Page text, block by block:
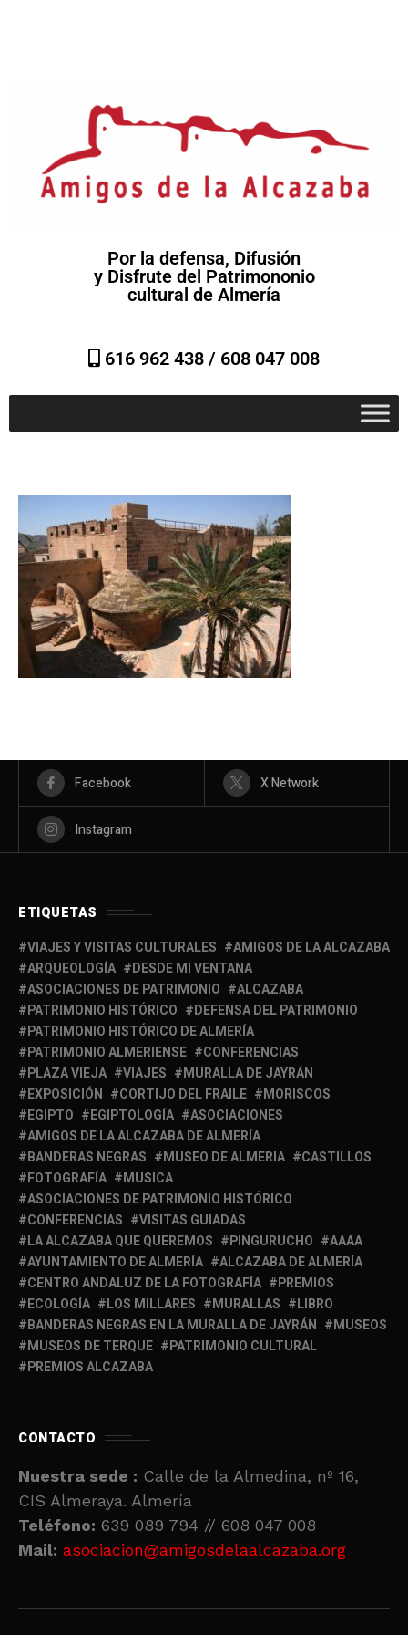
Por la defensa, Difusión
y Disfrute del Patrimononio
cultural de Almería
616 962 438 / 608 047 008
Facebook X Network
Instagram
ETIQUETAS
VIAJES Y VISITAS CULTURALES
AMIGOS DE LA ALCAZABA
ARQUEOLOGÍA
DESDE MI VENTANA
ASOCIACIONES DE PATRIMONIO
ALCAZABA
PATRIMONIO HISTÓRICO
DEFENSA DEL PATRIMONIO
PATRIMONIO HISTÓRICO DE ALMERÍA
PATRIMONIO ALMERIENSE
CONFERENCIAS
PLAZA VIEJA
VIAJES
MURALLA DE JAYRÁN
EXPOSICIÓN
CORTIJO DEL FRAILE
MORISCOS
EGIPTO
EGIPTOLOGÍA
ASOCIACIONES
AMIGOS DE LA ALCAZABA DE ALMERÍA
BANDERAS NEGRAS
MUSEO DE ALMERIA
CASTILLOS
FOTOGRAFÍA
MUSICA
ASOCIACIONES DE PATRIMONIO HISTÓRICO
CONFERENCIAS
VISITAS GUIADAS
LA ALCAZABA QUE QUEREMOS
PINGURUCHO
AAAA
AYUNTAMIENTO DE ALMERÍA
ALCAZABA DE ALMERÍA
CENTRO ANDALUZ DE LA FOTOGRAFÍA
PREMIOS
ECOLOGÍA
LOS MILLARES MURALLAS
LIBRO
BANDERAS NEGRAS EN LA MURALLA DE JAYRÁN
MUSEOS
MUSEOS DE TERQUE
PATRIMONIO CULTURAL
PREMIOS ALCAZABA
CONTACTO
Nuestra sede : Calle de la Almedina, nº 16,
CIS Almeraya. Almería
Teléfono: 639 089 794 // 608 047 008
Mail: asociacion@amigosdelaalcazaba.org